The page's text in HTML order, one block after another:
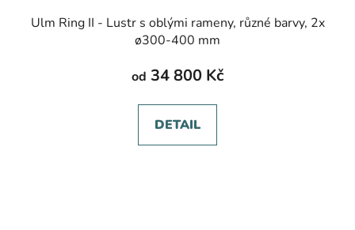
Ulm Ring II - Lustr s oblými rameny, různé barvy, 2x
ø300-400 mm
od 34 800 Kč
DETAIL